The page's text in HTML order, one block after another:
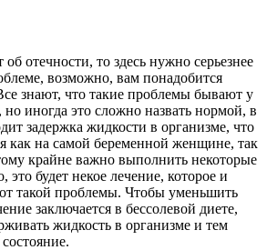
об отечности, то здесь нужно серьезнее
возможно, вам понадобится
знают, что такие проблемы бывают у
иногда это сложно назвать нормой, в
задержка жидкости в организме, что
как на самой беременной женщине, так
крайне важно выполнить некоторые
будет некое лечение, которое и
от такой проблемы. Чтобы уменьшить
заключается в бессолевой диете,
жидкость в организме и тем